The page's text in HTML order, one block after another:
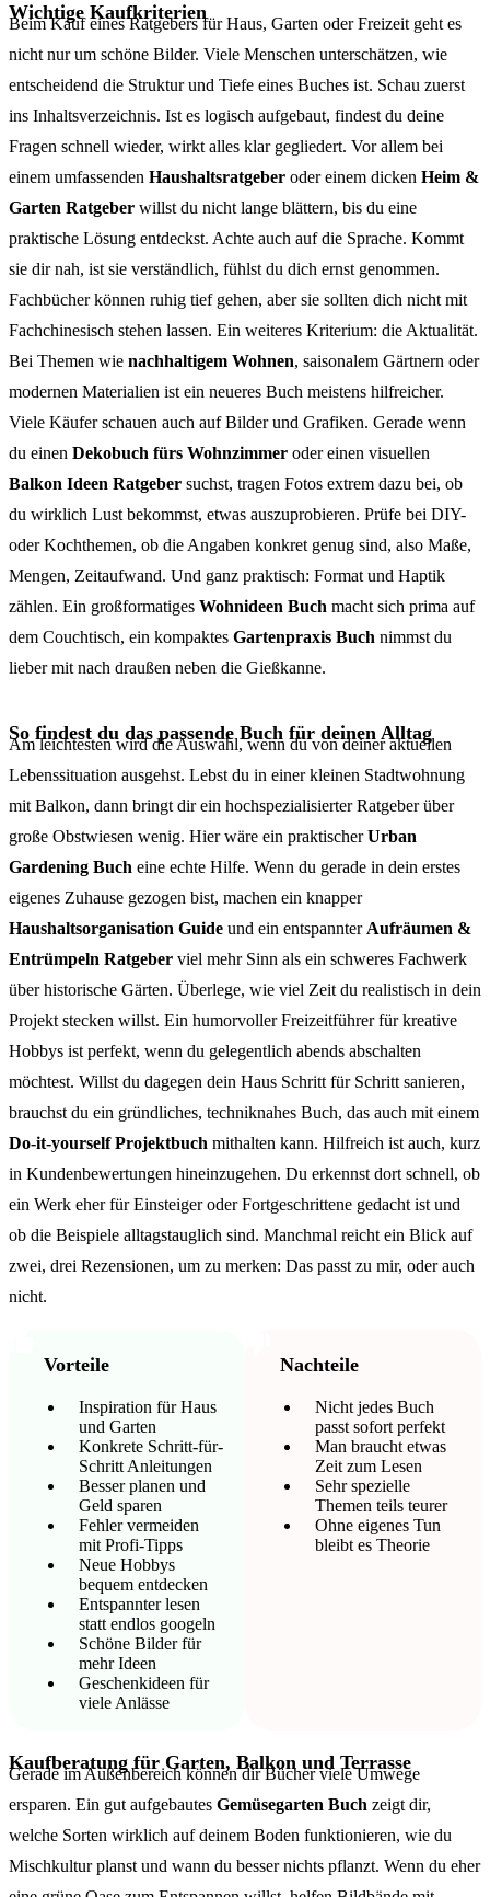
Wichtige Kaufkriterien
Beim Kauf eines Ratgebers für Haus, Garten oder Freizeit geht es
nicht nur um schöne Bilder. Viele Menschen unterschätzen, wie
entscheidend die Struktur und Tiefe eines Buches ist. Schau zuerst
ins Inhaltsverzeichnis. Ist es logisch aufgebaut, findest du deine
Fragen schnell wieder, wirkt alles klar gegliedert. Vor allem bei
einem umfassenden Haushaltsratgeber oder einem dicken Heim &
Garten Ratgeber willst du nicht lange blättern, bis du eine
praktische Lösung entdeckst. Achte auch auf die Sprache. Kommt
sie dir nah, ist sie verständlich, fühlst du dich ernst genommen.
Fachbücher können ruhig tief gehen, aber sie sollten dich nicht mit
Fachchinesisch stehen lassen. Ein weiteres Kriterium: die Aktualität.
Bei Themen wie nachhaltigem Wohnen, saisonalem Gärtnern oder
modernen Materialien ist ein neueres Buch meistens hilfreicher.
Viele Käufer schauen auch auf Bilder und Grafiken. Gerade wenn
du einen Dekobuch fürs Wohnzimmer oder einen visuellen
Balkon Ideen Ratgeber suchst, tragen Fotos extrem dazu bei, ob
du wirklich Lust bekommst, etwas auszuprobieren. Prüfe bei DIY-
oder Kochthemen, ob die Angaben konkret genug sind, also Maße,
Mengen, Zeitaufwand. Und ganz praktisch: Format und Haptik
zählen. Ein großformatiges Wohnideen Buch macht sich prima auf
dem Couchtisch, ein kompaktes Gartenpraxis Buch nimmst du
lieber mit nach draußen neben die Gießkanne.
So findest du das passende Buch für deinen Alltag
Am leichtesten wird die Auswahl, wenn du von deiner aktuellen
Lebenssituation ausgehst. Lebst du in einer kleinen Stadtwohnung
mit Balkon, dann bringt dir ein hochspezialisierter Ratgeber über
große Obstwiesen wenig. Hier wäre ein praktischerUrban
Gardening Buch eine echte Hilfe. Wenn du gerade in dein erstes
eigenes Zuhause gezogen bist, machen ein knapper
Haushaltsorganisation Guide und ein entspannter Aufräumen &
Entrümpeln Ratgeber viel mehr Sinn als ein schweres Fachwerk
über historische Gärten. Überlege, wie viel Zeit du realistisch in dein
Projekt stecken willst. Ein humorvoller Freizeitführer für kreative
Hobbys ist perfekt, wenn du gelegentlich abends abschalten
möchtest. Willst du dagegen dein Haus Schritt für Schritt sanieren,
brauchst du ein gründliches, techniknahes Buch, das auch mit einem
Do-it-yourself Projektbuch mithalten kann. Hilfreich ist auch, kurz
in Kundenbewertungen hineinzugehen. Du erkennst dort schnell, ob
ein Werk eher für Einsteiger oder Fortgeschrittene gedacht ist und
ob die Beispiele alltagstauglich sind. Manchmal reicht ein Blick auf
zwei, drei Rezensionen, um zu merken: Das passt zu mir, oder auch
nicht.
Vorteile
Inspiration für Haus
und Garten
Konkrete Schritt-für-
Schritt Anleitungen
Besser planen und
Geld sparen
Fehler vermeiden
mit Profi-Tipps
Neue Hobbys
bequem entdecken
Entspannter lesen
statt endlos googeln
Schöne Bilder für
mehr Ideen
Geschenkideen für
viele Anlässe
Nachteile
Nicht jedes Buch
passt sofort perfekt
Man braucht etwas
Zeit zum Lesen
Sehr spezielle
Themen teils teurer
Ohne eigenes Tun
bleibt es Theorie
Kaufberatung für Garten, Balkon und Terrasse
Gerade im Außenbereich können dir Bücher viele Umwege
ersparen. Ein gut aufgebautes Gemüsegarten Buch zeigt dir,
welche Sorten wirklich auf deinem Boden funktionieren, wie du
Mischkultur planst und wann du besser nichts pflanzt. Wenn du eher